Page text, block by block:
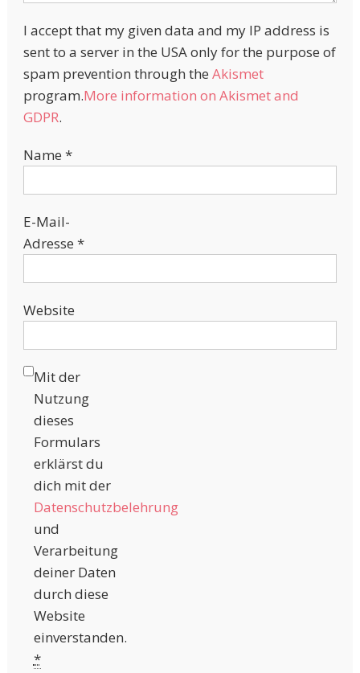
I accept that my given data and my IP address is
sent to a server in the USA only for the purpose of
spam prevention through the Akismet
program.More information on Akismet and
GDPR.
Name *
E-Mail-
Adresse *
Website
Mit der
Nutzung
dieses
Formulars
erklärst du
dich mit der
Datenschutzbelehrung
und
Verarbeitung
deiner Daten
durch diese
Website
einverstanden.
*